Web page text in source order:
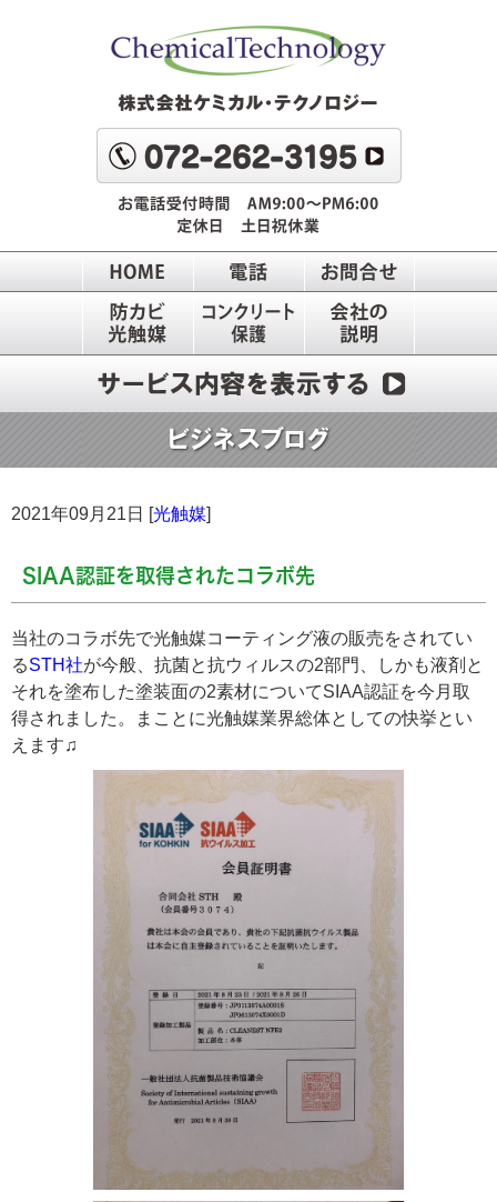
2021年09月21日 [光触媒]
SIAA認証を取得されたコラボ先
当社のコラボ先で光触媒コーティング液の販売をされてい
るSTH社が今般、抗菌と抗ウィルスの2部門、しかも液剤と
それを塗布した塗装面の2素材についてSIAA認証を今月取
得されました。まことに光触媒業界総体としての快挙とい
えます♫